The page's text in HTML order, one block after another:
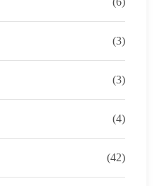
(3)
(3)
(4)
(42)